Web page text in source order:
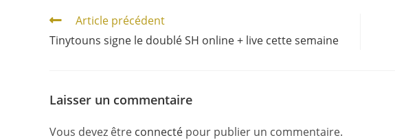
Article précédent
Tinytouns signe le doublé SH online + live cette semaine
Laisser un commentaire
Vous devez être connecté pour publier un commentaire.